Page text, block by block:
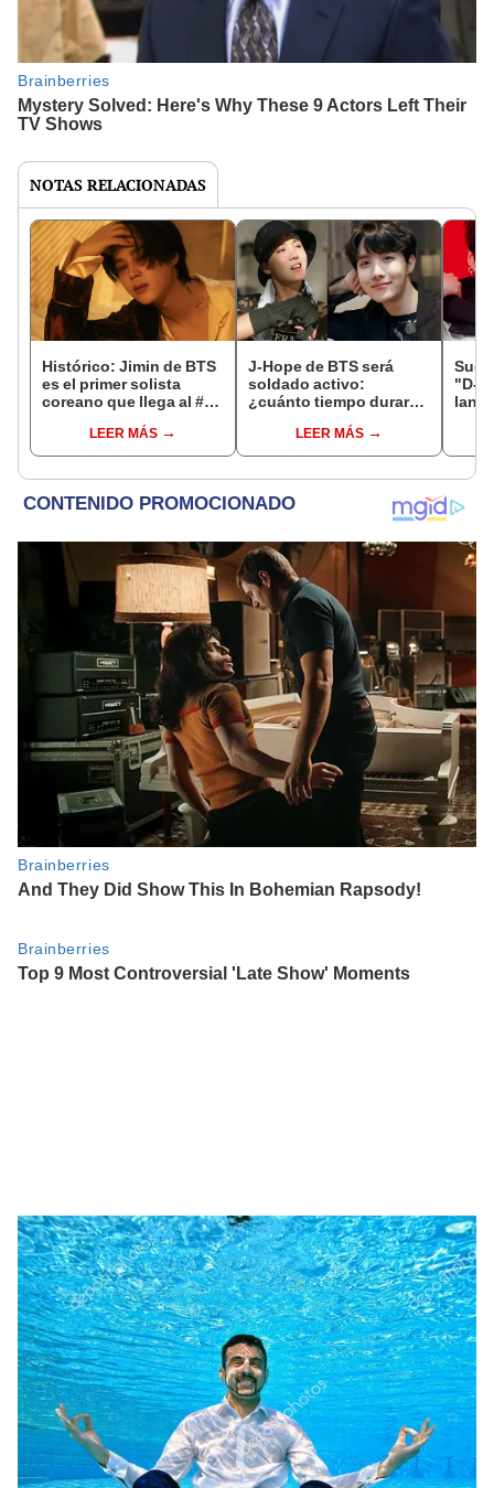
NOTAS RELACIONADAS
Histórico: Jimin de BTS
es el primer solista
coreano que llega al #1
LEER MÁS
J-Hope de BTS será
soldado activo:
¿cuánto tiempo durará
Ejército?LEER MÁS
"D-